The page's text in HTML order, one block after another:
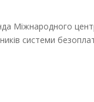
Міжнародного
системи